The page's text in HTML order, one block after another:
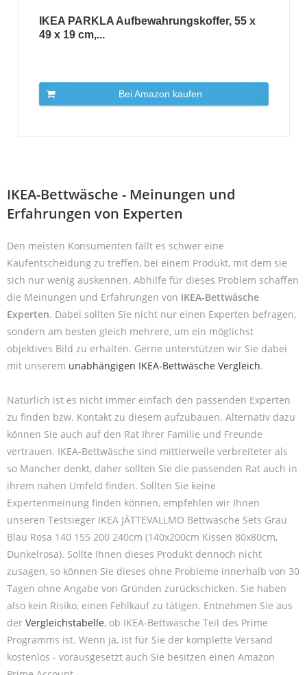
IKEA PARKLA Aufbewahrungskoffer, 55 x
49 x 19 cm,...
Bei Amazon kaufen
IKEA-Bettwäsche - Meinungen und
Erfahrungen von Experten
Den meisten Konsumenten fällt es schwer eine
Kaufentscheidung zu treffen, bei einem Produkt, mit dem sie
sich nur wenig auskennen. Abhilfe für dieses Problem schaffen
die Meinungen und Erfahrungen von IKEA-Bettwäsche
Experten. Dabei sollten Sie nicht nur einen Experten befragen,
sondern am besten gleich mehrere, um ein möglichst
objektives Bild zu erhalten. Gerne unterstützen wir Sie dabei
mit unserem unabhängigen IKEA-Bettwäsche Vergleich.
Natürlich ist es nicht immer einfach den passenden Experten
zu finden bzw. Kontakt zu diesem aufzubauen. Alternativ dazu
können Sie auch auf den Rat Ihrer Familie und Freunde
vertrauen. IKEA-Bettwäsche sind mittlerweile verbreiteter als
so Mancher denkt, daher sollten Sie die passenden Rat auch in
ihrem nahen Umfeld finden. Sollten Sie keine
Expertenmeinung finden können, empfehlen wir Ihnen
unseren Testsieger IKEA JÄTTEVALLMO Bettwäsche Sets Grau
Blau Rosa 140 155 200 240cm (140x200cm Kissen 80x80cm,
Dunkelrosa). Sollte Ihnen dieses Produkt dennoch nicht
zusagen, so können Sie dieses ohne Probleme innerhalb von 30
Tagen ohne Angabe von Gründen zurückschicken. Sie haben
also kein Risiko, einen Fehlkauf zu tätigen. Entnehmen Sie aus
der Vergleichstabelle, ob IKEA-Bettwäsche Teil des Prime
Programms ist. Wenn ja, ist für Sie der komplette Versand
kostenlos - vorausgesetzt auch Sie besitzen einen Amazon